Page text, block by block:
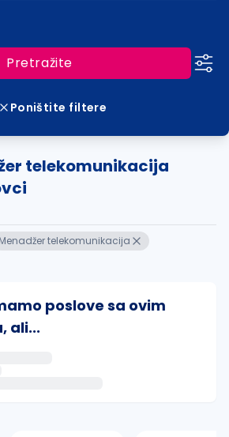
Pretražite
Poništite filtere
telekomunikacija
Menadžer telekomunikacija
poslove sa ovim
ali...